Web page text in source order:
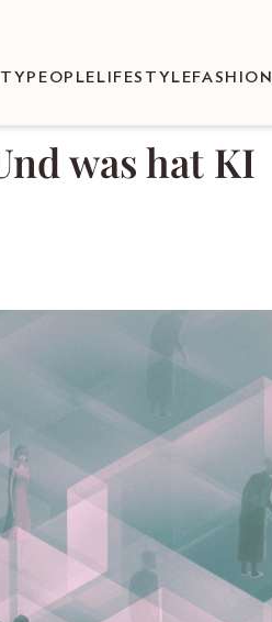
PEOPLE LIFESTYLEFASHION
was hat KI